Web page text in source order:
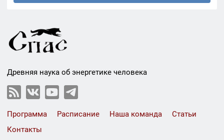
Древняя наука об энергетике человека
Программа Расписание Наша команда
Статьи
Контакты